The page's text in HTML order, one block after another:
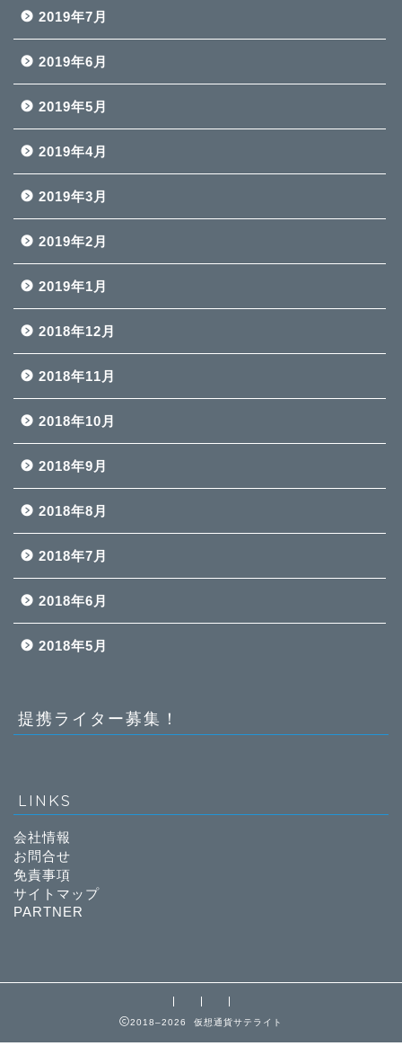
2019年7月
2019年6月
2019年5月
2019年4月
2019年3月
2019年2月
2019年1月
2018年12月
2018年11月
2018年10月
2018年9月
2018年8月
2018年7月
2018年6月
2018年5月
提携ライター募集！
LINKS
会社情報
お問合せ
免責事項
サイトマップ
PARTNER
2018–2026 仮想通貨サテライト